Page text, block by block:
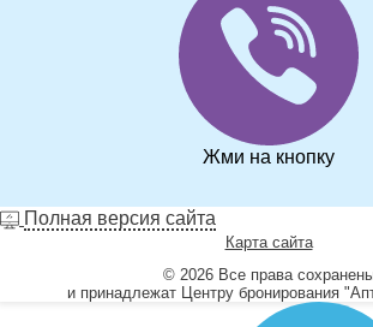
Жми на кнопку
Полная версия сайта
Карта сайта
© 2026 Все права
и принадлежат Центру бронирования